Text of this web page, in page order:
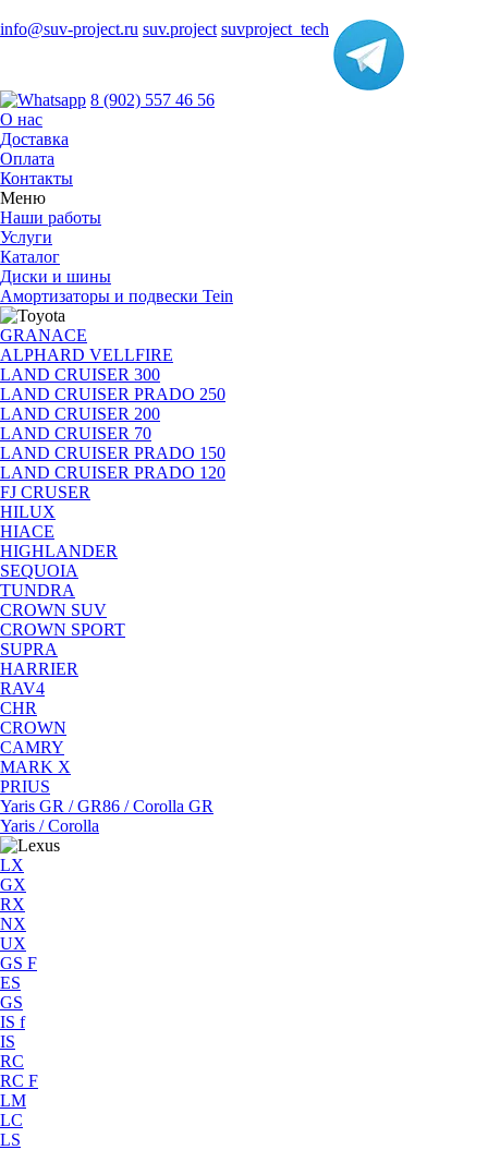
info@suv-project.ru suv.project suvproject_tech
8 (902) 557 46 56
О нас
Доставка
Оплата
Контакты
Меню
Наши работы
Услуги
Каталог
Диски и шины
Амортизаторы и подвески Tein
GRANACE
ALPHARD VELLFIRE
LAND CRUISER 300
LAND CRUISER PRADO 250
LAND CRUISER 200
LAND CRUISER 70
LAND CRUISER PRADO 150
LAND CRUISER PRADO 120
FJ CRUSER
HILUX
HIACE
HIGHLANDER
SEQUOIA
TUNDRA
CROWN SUV
CROWN SPORT
SUPRA
HARRIER
RAV4
CHR
CROWN
CAMRY
MARK X
PRIUS
Yaris GR / GR86 / Corolla GR
Yaris / Corolla
LX
GX
RX
NX
UX
GS F
ES
GS
IS f
IS
RC
RC F
LM
LC
LS